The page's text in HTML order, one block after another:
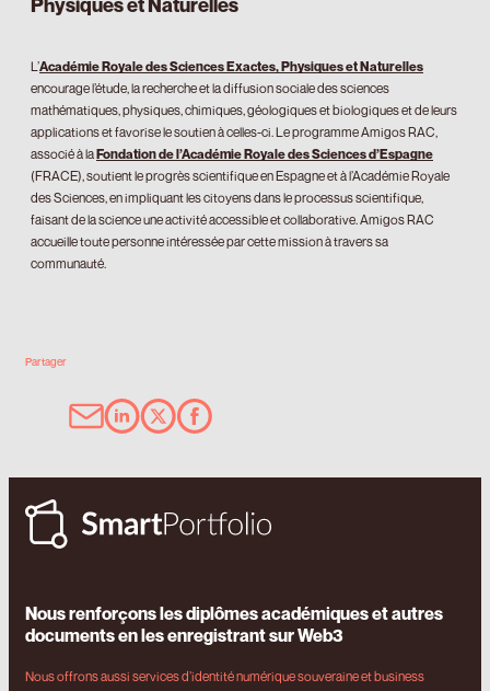
L’Académie Royale des Sciences Exactes, Physiques et Naturelles
encourage l’étude, la recherche et la diffusion sociale des sciences
mathématiques, physiques, chimiques, géologiques et biologiques et de leurs
applications et favorise le soutien à celles-ci. Le programme Amigos RAC,
associé à laFondation de l’Académie Royale des Sciences d’Espagne
(FRACE), soutient le progrès scientifique en Espagne et à l’Académie Royale
des Sciences, en impliquant les citoyens dans le processus scientifique,
faisant de la science une activité accessible et collaborative. Amigos RAC
accueille toute personne intéressée par cette mission à travers sa
communauté.
Partager
Nous renforçons les diplômes académiques et autres
documents en les enregistrant sur Web3
Nous offrons aussi services d’identité numérique souveraine et business